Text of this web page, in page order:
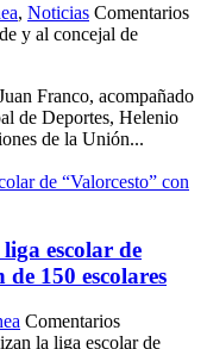
, Noticias Comentarios
y al concejal de
Franco, acompañado
de Deportes, Helenio
de la Unión...
escolar de
150 escolares
Comentarios
la liga escolar de